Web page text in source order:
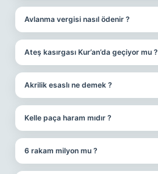
Avlanma vergisi nasıl ödenir ?
Ateş kasırgası Kur’an’da geçiyor mu ?
Akrilik esaslı ne demek ?
Kelle paça haram mıdır ?
6 rakam milyon mu ?